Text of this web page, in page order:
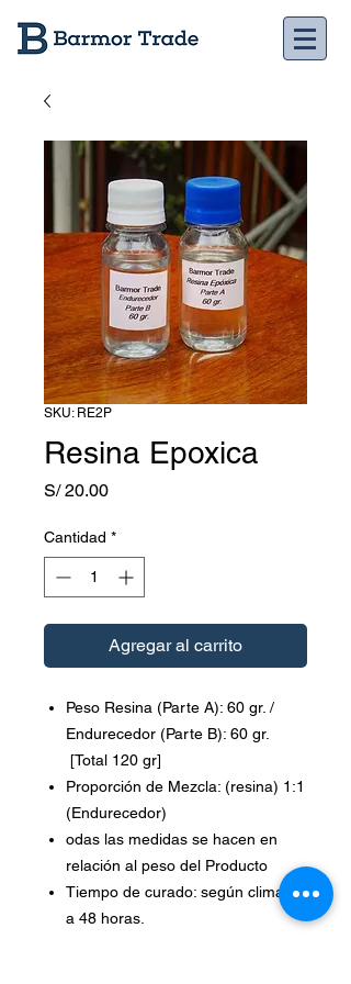
SKU: RE2P
Resina Epoxica
S/ 20.00Precio
Cantidad *
Agregar al carrito
Peso Resina (Parte A): 60 gr. /
Endurecedor (Parte B): 60 gr.
[Total 120 gr]
Proporción de Mezcla: (resina) 1:1
(Endurecedor)
odas las medidas se hacen en
relación al peso del Producto
Tiempo de curado: según clima 24
a 48 horas.